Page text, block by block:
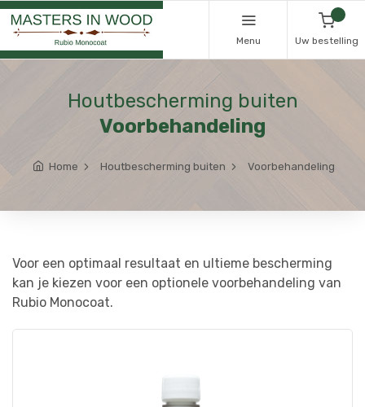
Menu Uw bestelling
Houtbescherming buiten
Voorbehandeling
Home Houtbescherming buiten Voorbehandeling
Voor een optimaal resultaat en ultieme bescherming
kan je kiezen voor een optionele voorbehandeling van
Rubio Monocoat.